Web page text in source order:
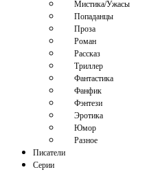
Мистика/Ужасы
Попаданцы
Проза
Роман
Рассказ
Триллер
Фантастика
Фанфик
Фэнтези
Эротика
Юмор
Разное
Писатели
Серии